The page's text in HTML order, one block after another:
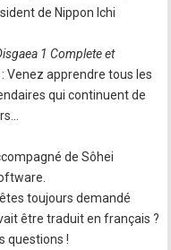
de Nippon Ichi
1 Complete et
: Venez apprendre tous les
qui continuent de
de Sôhei
toujours demandé
être traduit en français ?
questions !